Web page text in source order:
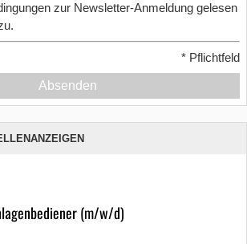
zur Newsletter-Anmeldung gelesen
* Pflichtfeld
Absenden
(m/w/d)